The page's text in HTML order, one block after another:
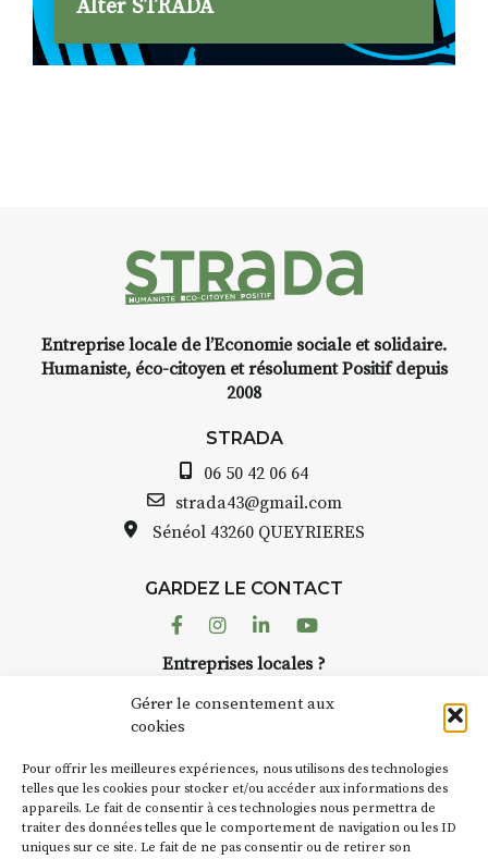
Gérer le consentement aux
cookies
Pour offrir les meilleures expériences, nous utilisons des technologies
telles que les cookies pour stocker et/ou accéder aux informations des
appareils. Le fait de consentir à ces technologies nous permettra de
traiter des données telles que le comportement de navigation ou les ID
uniques sur ce site. Le fait de ne pas consentir ou de retirer son
Alter STRADA
Entreprise locale de l’Economie sociale et solidaire.
Humaniste, éco-citoyen et résolument Positif depuis
2008
STRADA
06 50 42 06 64
strada43@gmail.com
Sénéol 43260 QUEYRIERES
GARDEZ LE CONTACT
FacebookInstagram
LinkedinYoutube
Entreprises locales ?
Suivez toute l'actu de Strada